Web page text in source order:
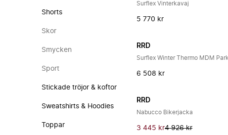
Shorts
Skor
Smycken
Sport
Stickade tröjor & koftor
Sweatshirts & Hoodies
Toppar
Surflex Vinterkavaj
5 770 kr
RRD
Surflex Winter Thermo MDM
6 508 kr
RRD
Nabucco Bikerjacka
3 445 kr4 926 kr